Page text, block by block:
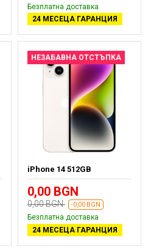
Безплатна доставка
24 МЕСЕЦА ГАРАНЦИЯ
НЕЗАБАВНА ОТСТЪПКА
iPhone 14 512GB
0,00 BGN
0,00 BGN -0,00 BGN
Безплатна доставка
24 МЕСЕЦА ГАРАНЦИЯ